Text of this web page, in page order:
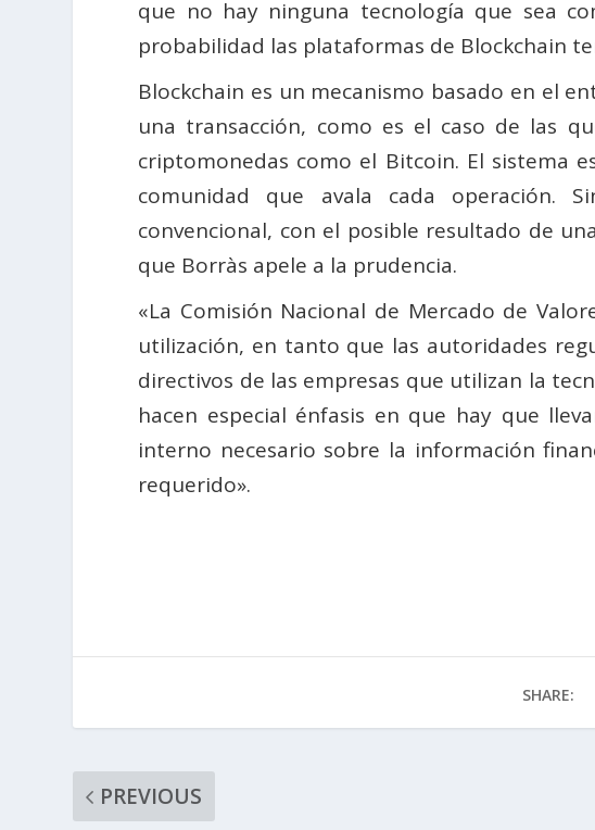
que no hay ninguna tecnología que sea
probabilidad las plataformas de Blockchain
Blockchain es un mecanismo basado en el
una transacción, como es el caso de las
criptomonedas como el Bitcoin. El sistema
comunidad que avala cada operación.
convencional, con el posible resultado de
que Borràs apele a la prudencia.
«La Comisión Nacional de Mercado de
utilización, en tanto que las autoridades
directivos de las empresas que utilizan la
hacen especial énfasis en que hay que
interno necesario sobre la información
requerido».
SHARE:
PREVIOUS